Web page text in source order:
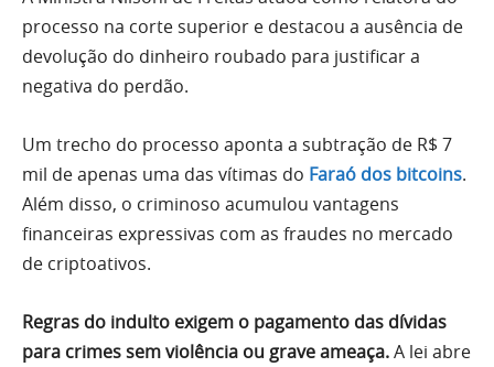
processo na corte superior e destacou a ausência de
devolução do dinheiro roubado para justificar a
negativa do perdão.
Um trecho do processo aponta a subtração de R$ 7
mil de apenas uma das vítimas do Faraó dos bitcoins.
Além disso, o criminoso acumulou vantagens
financeiras expressivas com as fraudes no mercado
de criptoativos.
Regras do indulto exigem o pagamento das dívidas
para crimes sem violência ou grave ameaça.A lei abre